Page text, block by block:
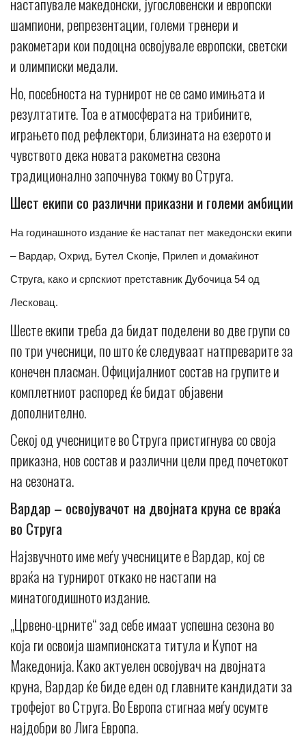
шампиони, репрезентации, големи тренери и
ракометари кои подоцна освојувале европски, светски
и олимписки медали.
Но, посебноста на турнирот не се само имињата и
резултатите. Тоа е атмосферата на трибините,
играњето под рефлектори, близината на езерото и
чувството дека новата ракометна сезона
традиционално започнува токму во Струга.
Шест екипи со различни приказни и големи амбиции
На годинашното издание ќе настапат пет македонски екипи
– Вардар, Охрид, Бутел Скопје, Прилеп и домаќинот
Струга, како и српскиот претставник Дубочица 54 од
Лесковац.
Шесте екипи треба да бидат поделени во две групи со
по три учесници, по што ќе следуваат натпреварите за
конечен пласман. Официјалниот состав на групите и
комплетниот распоред ќе бидат објавени
дополнително.
Секој од учесниците во Струга пристигнува со своја
приказна, нов состав и различни цели пред почетокот
на сезоната.
Вардар – освојувачот на двојната круна се враќа
во Струга
Најзвучното име меѓу учесниците е Вардар, кој се
враќа на турнирот откако не настапи на
минатогодишното издание.
„Црвено-црните“ зад себе имаат успешна сезона во
која ги освоија шампионската титула и Купот на
Македонија. Како актуелен освојувач на двојната
круна, Вардар ќе биде еден од главните кандидати за
трофејот во Струга. Во Европа стигнаа меѓу осумте
најдобри во Лига Европа.